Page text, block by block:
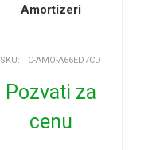
Amortizeri
SKU: TC-AMO-A66ED7CD
Pozvati za
cenu